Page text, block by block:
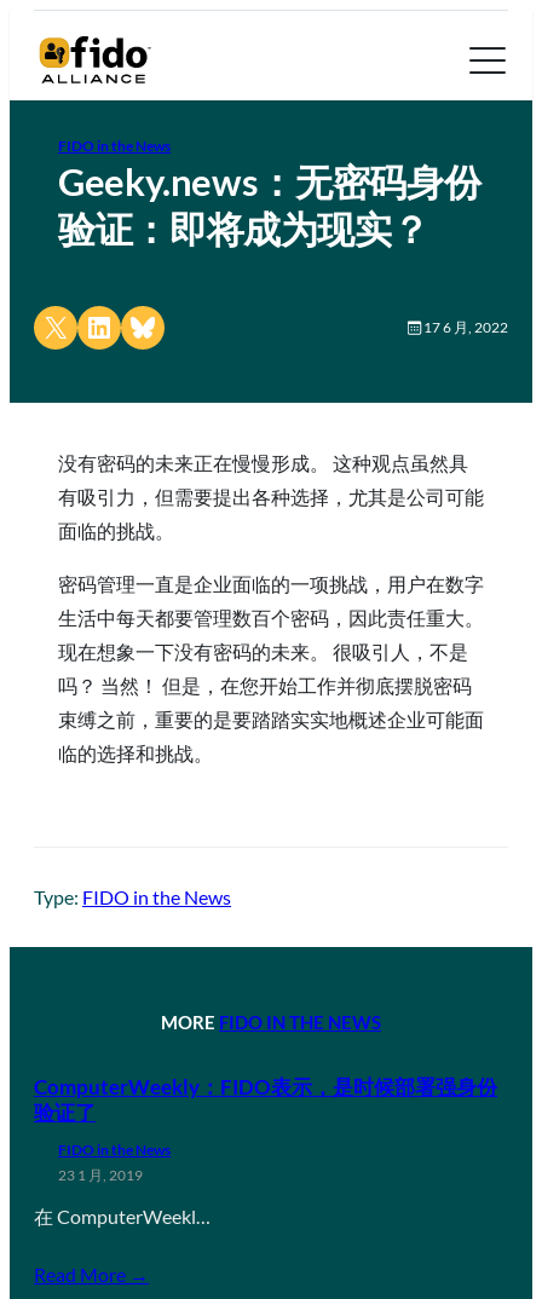
FIDO in the News
Geeky.news：无密码身份
验证：即将成为现实？
Share on X Share on LinkedIn
Share on Bluesky 17 6 月, 2022
没有密码的未来正在慢慢形成。 这种观点虽然具
有吸引力，但需要提出各种选择，尤其是公司可能
面临的挑战。
密码管理一直是企业面临的一项挑战，用户在数字
生活中每天都要管理数百个密码，因此责任重大。
现在想象一下没有密码的未来。 很吸引人，不是
吗？ 当然！ 但是，在您开始工作并彻底摆脱密码
束缚之前，重要的是要踏踏实实地概述企业可能面
临的选择和挑战。
Type: FIDO in the News
MORE FIDO IN THE NEWS
ComputerWeekly：FIDO表示，是时候部署强身份
验证了
FIDO in the News
23 1 月, 2019
在 ComputerWeekl…
Read More →